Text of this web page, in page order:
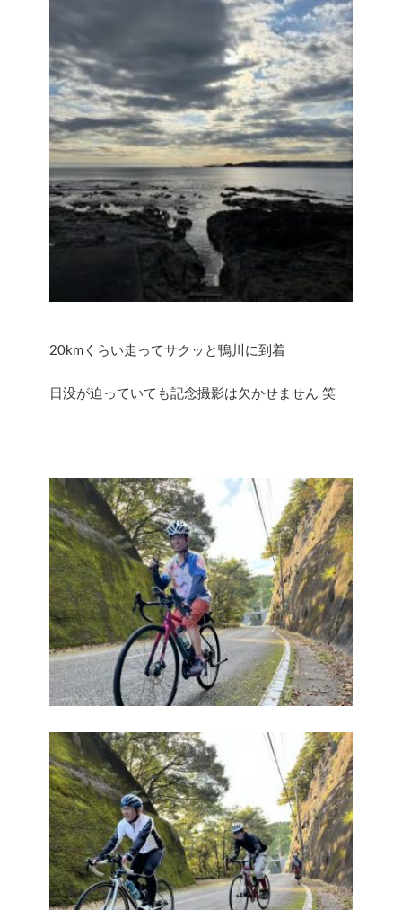
20kmくらい走ってサクッと鴨川に到着
日没が迫っていても記念撮影は欠かせません 笑